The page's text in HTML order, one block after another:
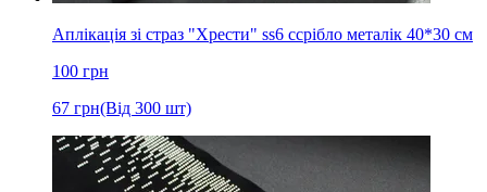
Аплікація зі страз "Хрести" ss6 cсрібло металік 40*30 см
100 грн
67 грн(Від 300 шт)